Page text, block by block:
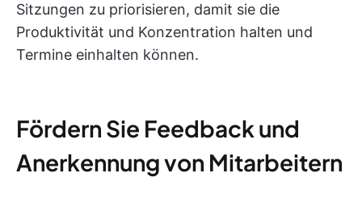
Sitzungen zu priorisieren, damit sie die
Produktivität und Konzentration halten und
Termine einhalten können.
Fördern Sie Feedback und
Anerkennung von Mitarbeitern